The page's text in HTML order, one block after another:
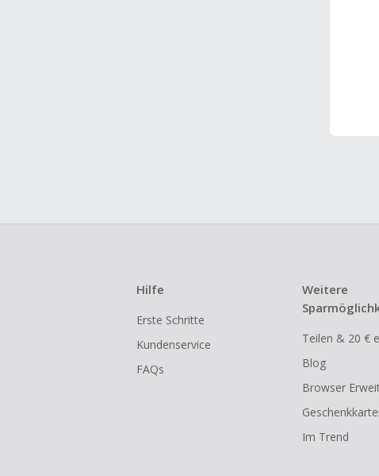
Hilfe
Erste Schritte
Kundenservice
FAQs
Weitere
Teilen & 20 €
Blog
Browser
Im Trend